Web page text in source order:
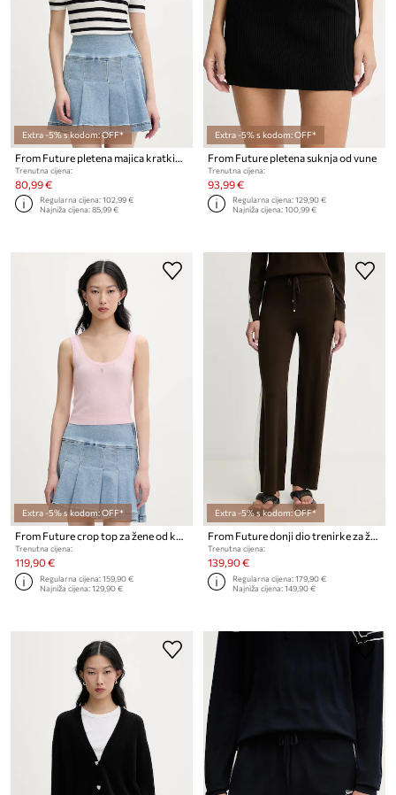
Extra -5% s kodom: OFF*
Trenutna cijena:
80,99 €
Regularna cijena:102,99 €
Najniža cijena:85,99 €
Extra -5% s kodom: OFF*
From Future pletena suknja od vune
Trenutna cijena:
93,99 €
Regularna cijena:129,90 €
Najniža cijena:100,99 €
Extra -5% s kodom: OFF*
From Future crop top za žene od kašmira
Trenutna cijena:
119,90 €
Regularna cijena:159,90 €
Najniža cijena:129,90 €
Extra -5% s kodom: OFF*
From Future donji dio trenirke za žene od vune
Trenutna cijena:
139,90 €
Regularna cijena:179,90 €
Najniža cijena:149,90 €